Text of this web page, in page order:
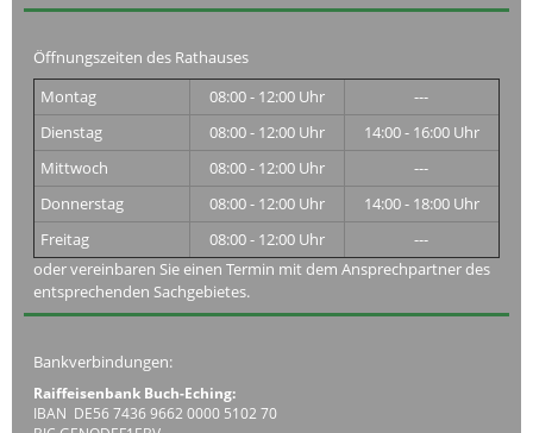
Öffnungszeiten des Rathauses
Montag
08:00 - 12:00 Uhr
---
Dienstag
08:00 - 12:00 Uhr
14:00 - 16:00 Uhr
Mittwoch
08:00 - 12:00 Uhr
---
Donnerstag
08:00 - 12:00 Uhr
14:00 - 18:00 Uhr
Freitag
08:00 - 12:00 Uhr
---
oder vereinbaren Sie einen Termin mit dem Ansprechpartner des
entsprechenden Sachgebietes.
Bankverbindungen:
Raiffeisenbank Buch-Eching:
IBAN DE56 7436 9662 0000 5102 70